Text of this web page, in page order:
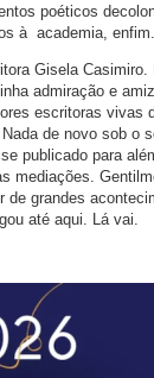
poéticos
à academia, enfim.
Gisela Casimiro.
admiração e
escritoras vivas
de novo sob o
publicado para
mediações.
grandes
até aqui. Lá vai.